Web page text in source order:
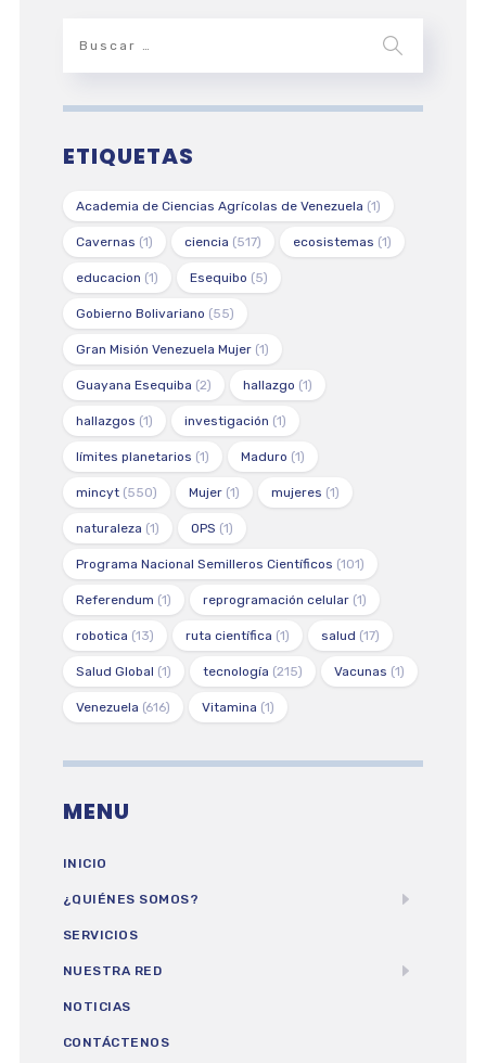
ETIQUETAS
Academia de Ciencias Agrícolas de Venezuela (1)
Cavernas (1) ciencia (517) ecosistemas (1)
educacion (1) Esequibo (5)
Gobierno Bolivariano (55)
Gran Misión Venezuela Mujer(1)
Guayana Esequiba (2) hallazgo (1)
hallazgos (1) investigación (1)
límites planetarios (1) Maduro (1)
mincyt(550) Mujer(1) mujeres (1)
naturaleza (1) OPS (1)
Programa Nacional Semilleros Científicos (101)
Referendum (1) reprogramación celular(1)
robotica (13) ruta científica (1) salud (17)
Salud Global (1) tecnología (215) Vacunas (1)
Venezuela (616) Vitamina (1)
MENU
INICIO
¿QUIÉNES SOMOS?
SERVICIOS
NUESTRA RED
NOTICIAS
CONTÁCTENOS